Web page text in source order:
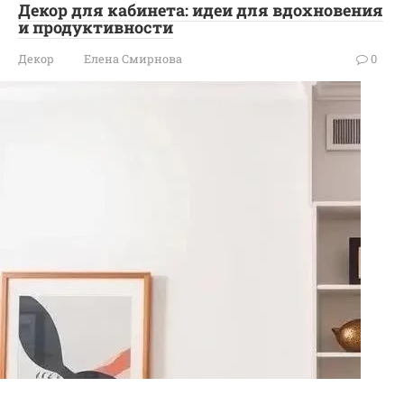
Декор для кабинета: идеи для вдохновения
и продуктивности
Декор Елена Смирнова 0